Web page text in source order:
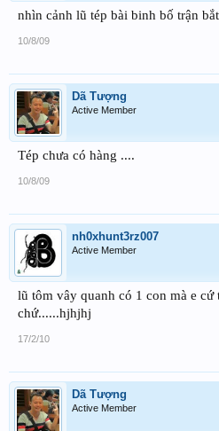
nhìn cảnh lũ tép bài binh bố trận
10/8/09
Dã Tượng
Active Member
Tép chưa có hàng ....
10/8/09
nh0xhunt3rz007
Active Member
lũ tôm vây quanh có 1 con mà e
chứ......hjhjhj
17/2/10
Dã Tượng
Active Member